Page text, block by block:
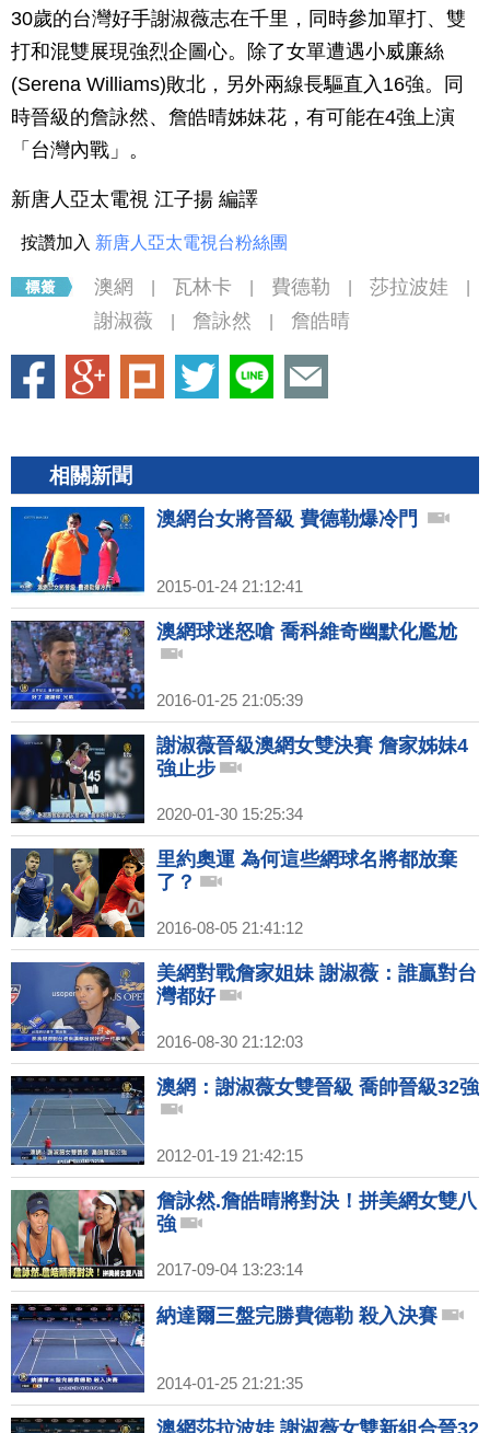
30歲的台灣好手謝淑薇志在千里，同時參加單打、雙
打和混雙展現強烈企圖心。除了女單遭遇小威廉絲
(Serena Williams)敗北，另外兩線長驅直入16強。同
時晉級的詹詠然、詹皓晴姊妹花，有可能在4強上演
「台灣內戰」。
新唐人亞太電視 江子揚 編譯
按讚加入 新唐人亞太電視台粉絲團
澳網 瓦林卡 費德勒 莎拉波娃
謝淑薇 詹詠然 詹皓晴
相關新聞
澳網台女將晉級 費德勒爆冷門
2015-01-24 21:12:41
澳網球迷怒嗆 喬科維奇幽默化尷尬
2016-01-25 21:05:39
謝淑薇晉級澳網女雙決賽 詹家姊妹4
強止步
2020-01-30 15:25:34
里約奧運 為何這些網球名將都放棄
了？
2016-08-05 21:41:12
美網對戰詹家姐妹 謝淑薇：誰贏對台
灣都好
2016-08-30 21:12:03
澳網：謝淑薇女雙晉級 喬帥晉級32強
2012-01-19 21:42:15
詹詠然.詹皓晴將對決！拼美網女雙八
強
2017-09-04 13:23:14
納達爾三盤完勝費德勒 殺入決賽
2014-01-25 21:21:35